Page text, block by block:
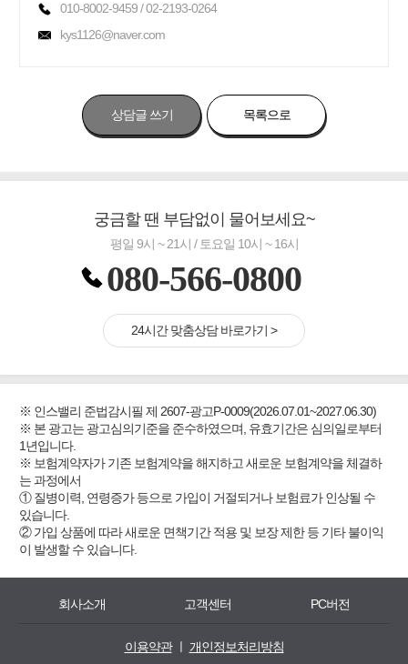
010-8002-9459 / 02-2193-0264
kys1126@naver.com
상담글 쓰기 목록으로
궁금할 땐 부담없이 물어보세요~
평일 9시 ~ 21시 / 토요일 10시 ~ 16시
080-566-0800
24시간 맞춤상담 바로가기 >
※ 인스밸리 준법감시필 제 2607-광고P-0009(2026.07.01~2027.06.30)
※ 본 광고는 광고심의기준을 준수하였으며, 유효기간은 심의일로부터
1년입니다.
※ 보험계약자가 기존 보험계약을 해지하고 새로운 보험계약을 체결하
는 과정에서
① 질병이력, 연령증가 등으로 가입이 거절되거나 보험료가 인상될 수
있습니다.
② 가입 상품에 따라 새로운 면책기간 적용 및 보장 제한 등 기타 불이익
이 발생할 수 있습니다.
회사소개 고객센터 PC버전
이용약관ㅣ 개인정보처리방침